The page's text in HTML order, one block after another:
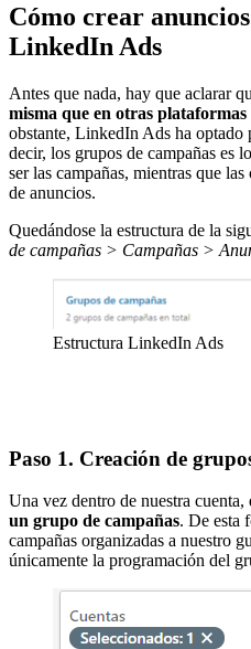
Cómo crear
LinkedIn Ads
Antes que nada, hay que aclarar
misma que en otras plataformas
obstante, LinkedIn Ads ha
decir, los grupos de campañas es
ser las campañas, mientras que
de anuncios.
Quedándose la estructura de la
de campañas > Campañas >
Estructura LinkedIn Ads
Paso 1. Creación de
Una vez dentro de nuestra cuenta,
un grupo de campañas. De esta
campañas organizadas a nuestro
únicamente la programación del